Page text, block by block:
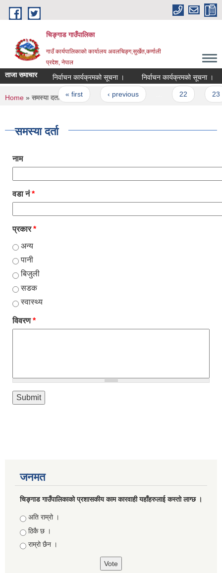
Skip to main content
चिङ्गाड गाउँपालिका
गाउँ कार्यपालिकाको कार्यालय अवलचिङ्ग,सुर्खेत,कर्णाली
प्रदेश, नेपाल
ताजा समाचार निर्वाचन कार्यक्रमको सूचना । निर्वाचन कार्यक्रमको सूचना ।
Pages
« first ‹ previous
You are here
Home » समस्या दर्ता
समस्या दर्ता
नाम
वडा नं*
प्रकार*
अन्य
पानी
बिजुली
सडक
स्वास्थ्य
विवरण*
जनमत
चिङ्गाड गाउँपालिकाको प्रशासकीय काम कारवाही यहाँहरुलाई कस्तो लाग्छ ।
Choices
अति राम्रो ।
ठिकै छ ।
राम्रो छैन ।